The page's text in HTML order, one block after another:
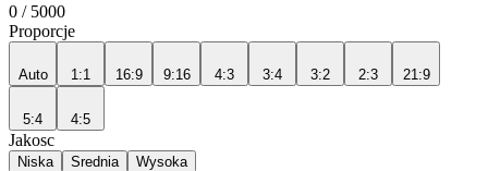
0 / 5000
Proporcje
Auto 1:1 16:9 9:16 4:3 3:4 3:2 2:3 21:9
5:4 4:5
Jakosc
Niska Srednia Wysoka